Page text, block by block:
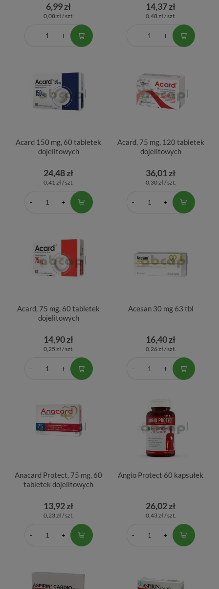
6,99 zł
0,08 zł / szt.
14,37 zł
0,48 zł / szt.
Acard 150 mg, 60 tabletek
dojelitowych
24,48 zł
0,41 zł / szt.
Acard, 75 mg, 120 tabletek
dojelitowych
36,01 zł
0,30 zł / szt.
Acard, 75 mg, 60 tabletek
dojelitowych
14,90 zł
0,25 zł / szt.
Acesan 30 mg 63 tbl
16,40 zł
0,26 zł / szt.
Anacard Protect, 75 mg, 60
tabletek dojelitowych
13,92 zł
0,23 zł / szt.
Angio Protect 60 kapsułek
26,02 zł
0,43 zł / szt.